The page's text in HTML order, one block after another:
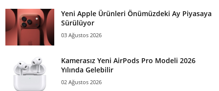
Yeni Apple Ürünleri Önümüzdeki Ay Piyasaya
Sürülüyor
03 Ağustos 2026
Kamerasız Yeni AirPods Pro Modeli 2026
Yılında Gelebilir
02 Ağustos 2026